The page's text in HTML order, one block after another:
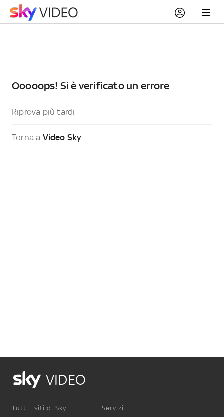
Ooooops! Si è verificato un errore
Riprova più tardi
Torna a Video Sky
VIDEO
Tutti i siti di Sky: Servizi: